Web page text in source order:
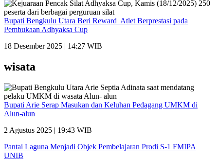
Bupati Bengkulu Utara Beri Reward Atlet Berprestasi pada
Pembukaan Adhyaksa Cup
18 Desember 2025 | 14:27 WIB
wisata
Bupati Arie Serap Masukan dan Keluhan Pedagang UMKM di
Alun-alun
2 Agustus 2025 | 19:43 WIB
Pantai Laguna Menjadi Objek Pembelajaran Prodi S-1 FMIPA
UNIB